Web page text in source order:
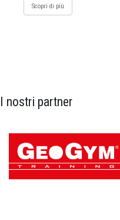
Scopri di più
I nostri partner